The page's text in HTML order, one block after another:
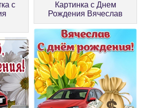
с
Картинка с Днем
Рождения Вячеслав